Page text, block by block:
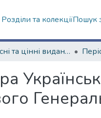
Розділи та колекціїПошук
9. Рідкісні та цінні видання